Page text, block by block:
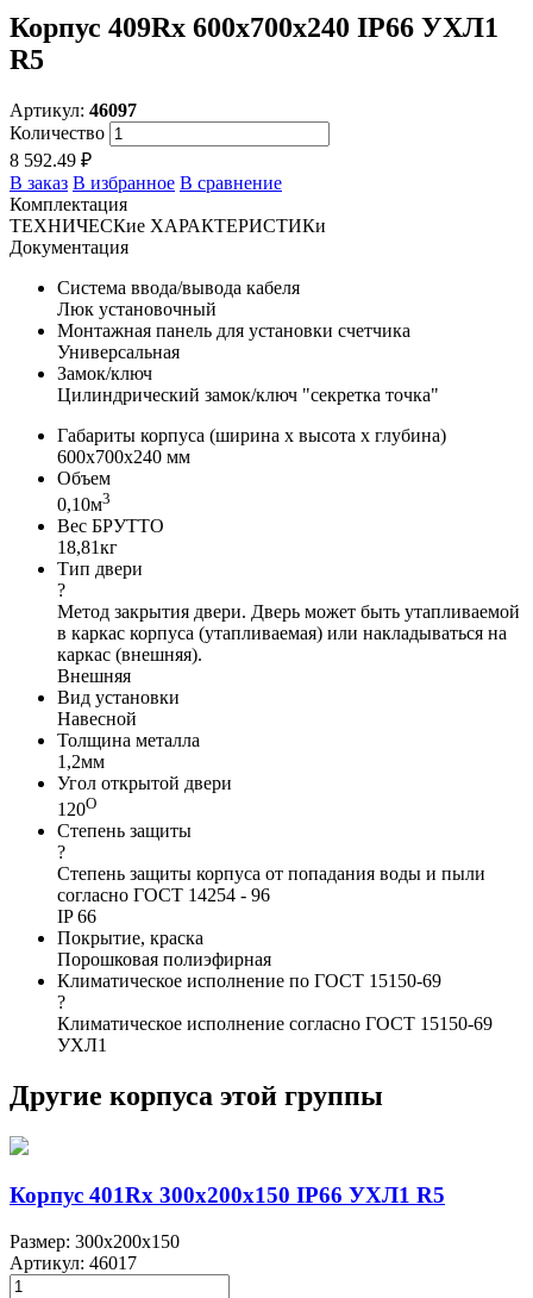
Корпус 409Rx 600х700х240 IP66 УХЛ1
R5
Артикул: 46097
Количество
8 592.49 ₽
В заказ В избранное В сравнение
Комплектация
ТЕХНИЧЕСКие ХАРАКТЕРИСТИКи
Документация
Система ввода/вывода кабеля
Люк установочный
Монтажная панель для установки счетчика
Универсальная
Замок/ключ
Цилиндрический замок/ключ "секретка точка"
Габариты корпуса (ширина х высота х глубина)
600x700x240 мм
Объем
0,10м3
Вес БРУТТО
18,81кг
Тип двери
?
Метод закрытия двери. Дверь может быть утапливаемой
в каркас корпуса (утапливаемая) или накладываться на
каркас (внешняя).
Внешняя
Вид установки
Навесной
Толщина металла
1,2мм
Угол открытой двери
120О
Степень защиты
?
Степень защиты корпуса от попадания воды и пыли
согласно ГОСТ 14254 - 96
IP 66
Покрытие, краска
Порошковая полиэфирная
Климатическое исполнение по ГОСТ 15150-69
?
Климатическое исполнение согласно ГОСТ 15150-69
УХЛ1
Другие корпуса этой группы
Корпус 401Rx 300х200х150 IP66 УХЛ1 R5
Размер: 300x200x150
Артикул: 46017